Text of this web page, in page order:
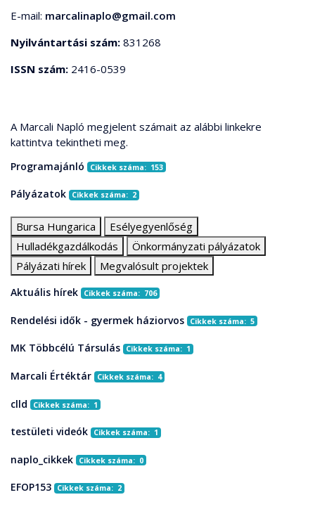
E-mail: marcalinaplo@gmail.com
Nyilvántartási szám: 831268
ISSN szám: 2416-0539
A Marcali Napló megjelent számait az alábbi linkekre
kattintva tekintheti meg.
Programajánló Cikkek száma: 153
Pályázatok Cikkek száma: 2
Bursa Hungarica
Esélyegyenlőség
Hulladékgazdálkodás
Önkormányzati pályázatok
Pályázati hírek
Megvalósult projektek
Aktuális hírek Cikkek száma: 706
Rendelési idők - gyermek háziorvos Cikkek száma: 5
MK Többcélú Társulás Cikkek száma: 1
Marcali Értéktár Cikkek száma: 4
clld Cikkek száma: 1
testületi videók Cikkek száma: 1
naplo_cikkek Cikkek száma: 0
EFOP153 Cikkek száma: 2